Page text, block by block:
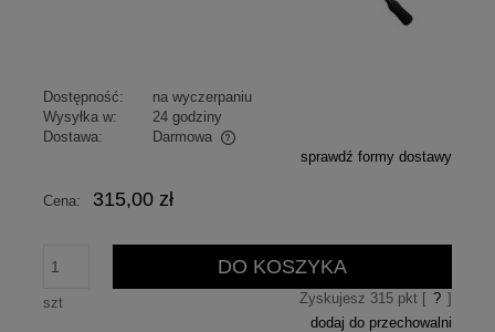
Dostępność:
na wyczerpaniu
Wysyłka w:
24 godziny
Dostawa:
Darmowa
Cena nie zawiera ewentualnych kosztów płatności
sprawdź formy dostawy
Cena: 315,00 zł
szt
DO KOSZYKA
Zyskujesz 315pkt [ ? ]
dodaj do przechowalni